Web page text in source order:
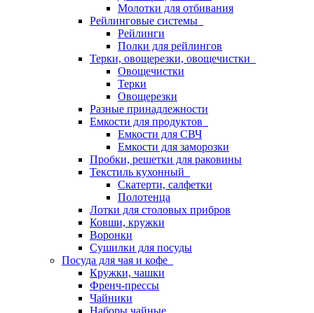
Молотки для отбивания
Рейлинговые системы
Рейлинги
Полки для рейлингов
Терки, овощерезки, овощечистки
Овощечистки
Терки
Овощерезки
Разные принадлежности
Емкости для продуктов
Емкости для СВЧ
Емкости для заморозки
Пробки, решетки для раковины
Текстиль кухонный
Скатерти, салфетки
Полотенца
Лотки для столовых прибров
Ковши, кружки
Воронки
Сушилки для посуды
Посуда для чая и кофе
Кружки, чашки
Френч-прессы
Чайники
Наборы чайные